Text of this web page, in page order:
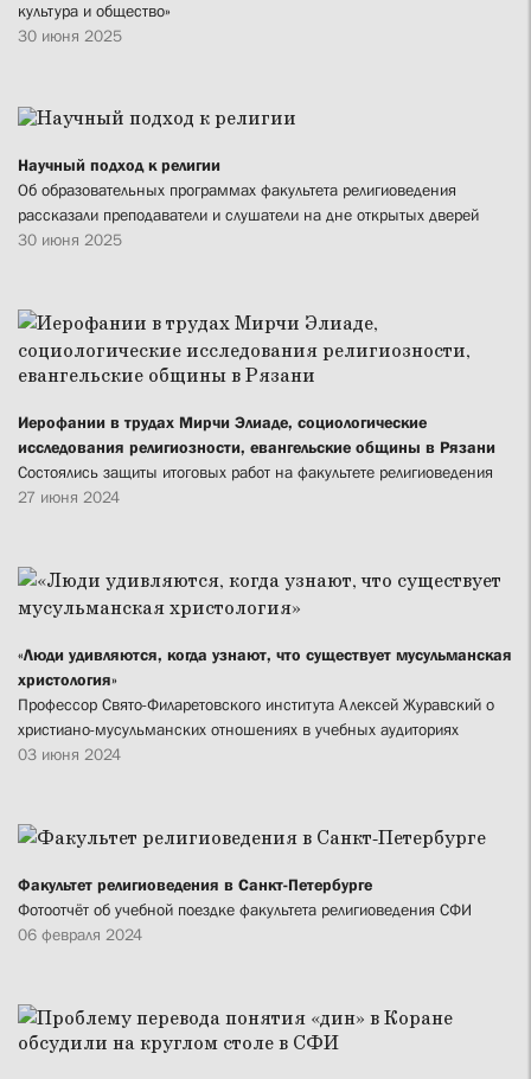
культура и общество»
30 июня 2025
Научный подход к религии
Об образовательных программах факультета религиоведения
рассказали преподаватели и слушатели на дне открытых дверей
30 июня 2025
Иерофании в трудах Мирчи Элиаде, социологические
исследования религиозности, евангельские общины в Рязани
Состоялись защиты итоговых работ на факультете религиоведения
27 июня 2024
«Люди удивляются, когда узнают, что существует мусульманская
христология»
Профессор Свято-Филаретовского института Алексей Журавский о
христиано-мусульманских отношениях в учебных аудиториях
03 июня 2024
Факультет религиоведения в Санкт-Петербурге
Фотоотчёт об учебной поездке факультета религиоведения СФИ
06 февраля 2024